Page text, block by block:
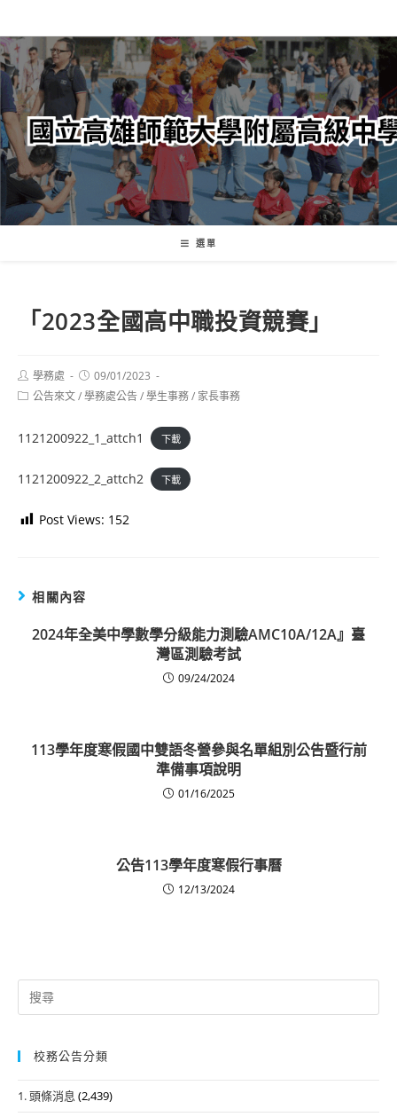
轉
至
主
內
容
選單
「2023全國高中職投資競賽」
Post
author:
學務處
Post
published:
09/01/2023
Post公告來文/學務處公告/學生事務/ 家長事務
1121200922_1_attch1 下載
1121200922_2_attch2 下載
Post Views: 152
相關內容
2024年全美中學數學分級能力測驗AMC10A/12A』臺
灣區測驗考試
09/24/2024
113學年度寒假國中雙語冬營參與名單組別公告暨行前
準備事項說明
01/16/2025
公告113學年度寒假行事曆
12/13/2024
Search
for:
校務公告分類
1. 頭條消息 (2,439)